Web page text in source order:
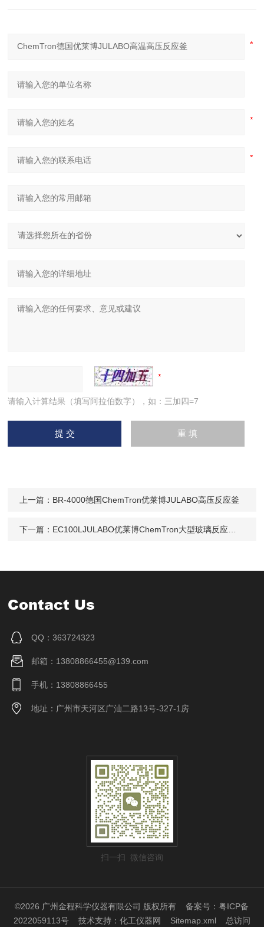
请输入计算结果（填写阿拉伯数字），如：三加四=7
上一篇： BR-4000德国ChemTron优莱博JULABO高压反应釜
下一篇： EC100LJULABO优莱博ChemTron大型玻璃反应釜100L
Contact Us
QQ：363724323
邮箱：13808866455@139.com
手机：13808866455
地址：广州市天河区广汕二路13号-327-1房
扫一扫 微信咨询
©2026 广州金程科学仪器有限公司 版权所有备案号：粤ICP备
2022059113号技术支持： 化工仪器网 Sitemap.xml 总访问